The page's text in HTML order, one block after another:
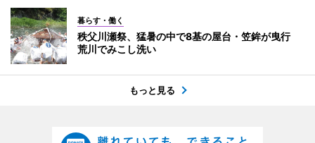
暮らす・働く
秩父川瀬祭、猛暑の中で8基の屋台・笠鉾が曳行
荒川でみこし洗い
もっと見る